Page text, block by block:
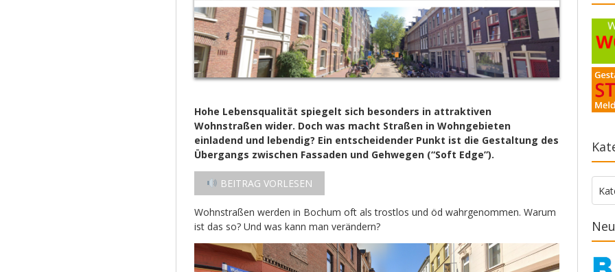
Hohe Lebensqualität spiegelt sich besonders in attraktiven
Wohnstraßen wider. Doch was macht Straßen in Wohngebieten
einladend und lebendig? Ein entscheidender Punkt ist die Gestaltung des
Übergangs zwischen Fassaden und Gehwegen (“Soft Edge”).
BEITRAG VORLESEN
Wohnstraßen werden in Bochum oft als trostlos und öd wahrgenommen. Warum
ist das so? Und was kann man verändern?